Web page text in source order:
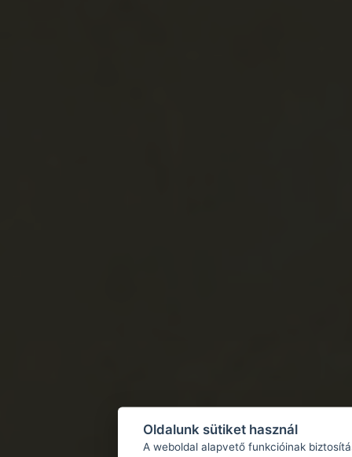
Oldalunk sütiket használ
A weboldal alapvető funkcióinak